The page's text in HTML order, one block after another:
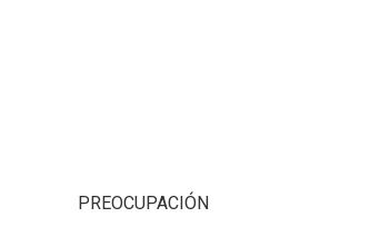
PREOCUPACIÓN